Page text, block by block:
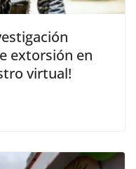
extorsión en
virtual!